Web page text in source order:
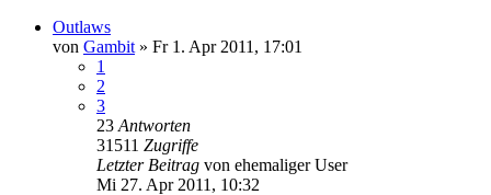
Outlaws
von Gambit » Fr 1. Apr 2011, 17:01
1
2
3
23 Antworten
31511 Zugriffe
Letzter Beitrag von ehemaliger User
Mi 27. Apr 2011, 10:32